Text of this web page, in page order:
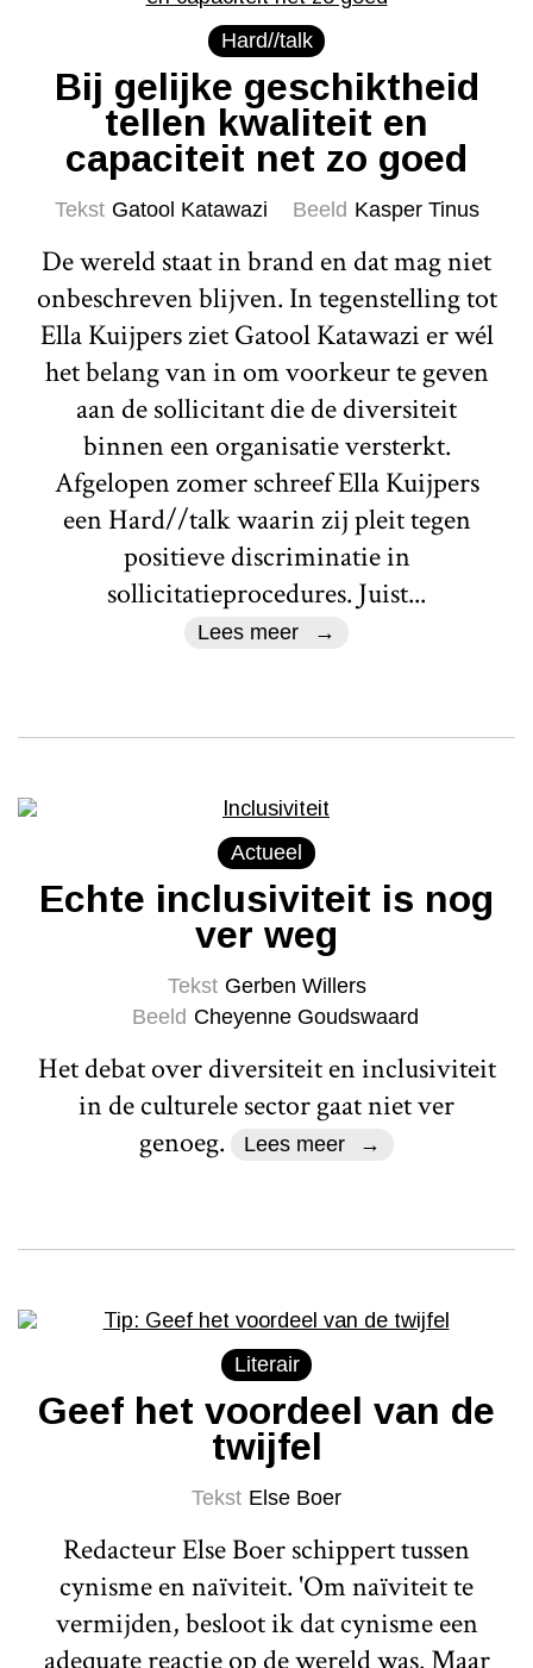
Hard//talk
Bij gelijke geschiktheid
tellen kwaliteit en
capaciteit net zo goed
Tekst Gatool Katawazi Beeld Kasper Tinus
De wereld staat in brand en dat mag niet
onbeschreven blijven. In tegenstelling tot
Ella Kuijpers ziet Gatool Katawazi er wél
het belang van in om voorkeur te geven
aan de sollicitant die de diversiteit
binnen een organisatie versterkt.
Afgelopen zomer schreef Ella Kuijpers
een Hard//talk waarin zij pleit tegen
positieve discriminatie in
sollicitatieprocedures. Juist...
Lees meer
Actueel
Echte inclusiviteit is nog
ver weg
Tekst Gerben Willers
Beeld Cheyenne Goudswaard
Het debat over diversiteit en inclusiviteit
in de culturele sector gaat niet ver
genoeg.
Lees meer
Literair
Geef het voordeel van de
twijfel
Tekst Else Boer
Redacteur Else Boer schippert tussen
cynisme en naïviteit. 'Om naïviteit te
vermijden, besloot ik dat cynisme een
adequate reactie op de wereld was. Maar